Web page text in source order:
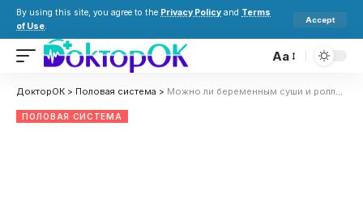
By using this site, you agree to the Privacy Policy and Terms
of Use.
Accept
Aa
ДокторОК > Половая система > Можно ли беременным суши и роллы: на каком сроке, предостережения, риски и последствия
ПОЛОВАЯ СИСТЕМА